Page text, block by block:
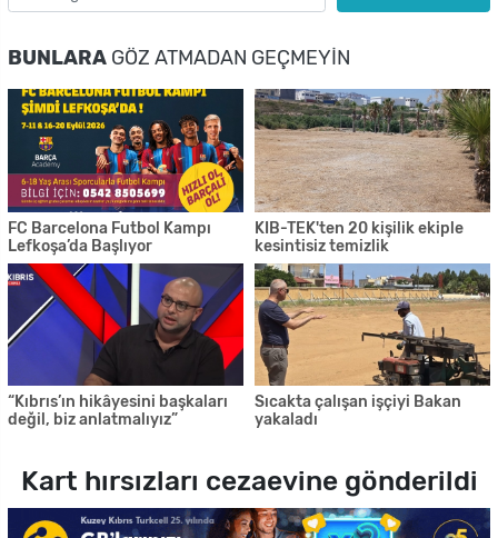
BUNLARA GÖZ ATMADAN GEÇMEYIN
FC Barcelona Futbol Kampı
Lefkoşa’da Başlıyor
KIB-TEK'ten 20 kişilik ekiple
kesintisiz temizlik
“Kıbrıs’ın hikâyesini başkaları
değil, biz anlatmalıyız”
Sıcakta çalışan işçiyi Bakan
yakaladı
Kart hırsızları cezaevine gönderildi